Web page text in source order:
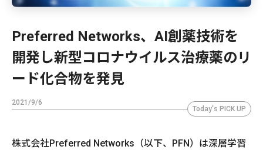
Preferred Networks、AI創薬技術を
開発し新型コロナウイルス治療薬のリ
ード化合物を発見
2021/9/6
Today's PICK UP
株式会社Preferred Networks（以下、PFN）は深層学習